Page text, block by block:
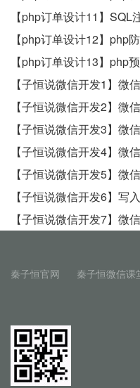
【php订单设计11】SQL
【php订单设计12】php
【php订单设计13】php
【子恒说微信开发1】微
【子恒说微信开发2】微
【子恒说微信开发3】微
【子恒说微信开发4】微
【子恒说微信开发5】微
【子恒说微信开发6】写
【子恒说微信开发7】微
秦子恒官网 秦子恒微信课